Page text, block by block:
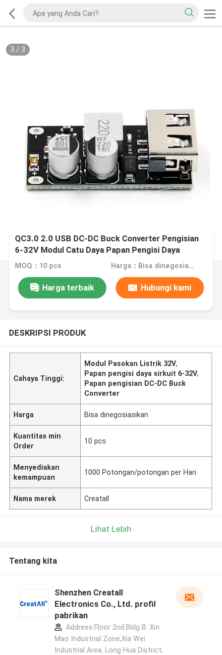
3 / 3
QC3.0 2.0 USB DC-DC Buck Converter Pengisian
6-32V Modul Catu Daya Papan Pengisi Daya
Sirkuit
MOQ：10 pcs Harga：Bisa dinegosiasikan
Harga terbaik Hubungi kami
DESKRIPSI PRODUK
Cahaya Tinggi:
Modul Pasokan Listrik 32V,
Papan pengisi daya sirkuit 6-32V,
Papan pengisian DC-DC Buck
Converter
Harga Bisa dinegosiasikan
Kuantitas min
Order
10 pcs
Menyediakan
kemampuan
1000 Potongan/potongan per Hari
Nama merek Creatall
Lihat Lebih
Tentang kita
Shenzhen Creatall
Electronics Co., Ltd. profil
pabrikan
Address:Floor 2nd.Bldg B. Xin
Mao Industrial Zone,Xia Wei
Industrial Area, Long Hua District,